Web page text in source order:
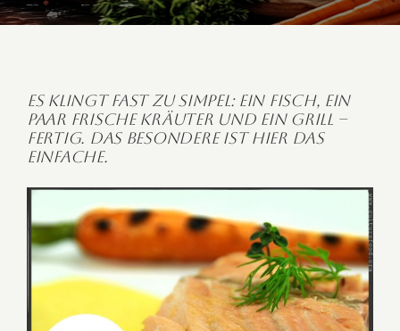
Es klingt fast zu simpel: Ein Fisch, ein
paar frische Kräuter und ein Grill –
fertig. Das Besondere ist hier das
Einfache.